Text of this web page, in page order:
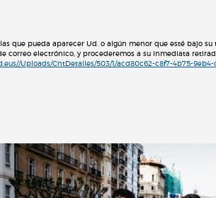
que pueda aparecer Ud. o algún menor que esté bajo
correo electrónico, y procederemos a su inmediata
Uploads/CntDetalles/503/1/acd80c62-c8f7-4b75-